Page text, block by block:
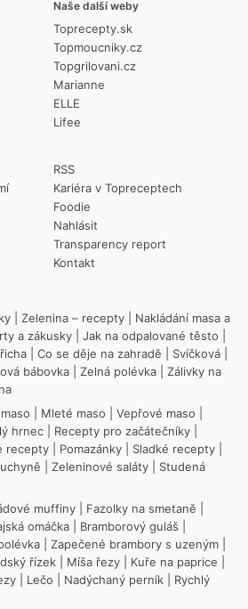
RSS
Kariéra v Topreceptech
Foodie
Nahlásit
Transparency report
Kontakt
Naše další weby
Toprecepty.sk
Topmoucniky.cz
Topgrilovani.cz
Marianne
ELLE
Lifee
Zelenina – recepty
Nakládání masa a
a zákusky Jak na odpalované těsto
Co se děje na zahradě Svíčková
bábovka Zelná polévka
Zálivky na
Mleté maso Vepřové maso
hrnec Recepty pro začátečníky
recepty Pomazánky Sladké recepty
Zeleninové saláty
Studená
muffiny Fazolky na smetaně
omáčka Bramborový guláš
Zapečené brambory s uzeným
řízek Míša řezy Kuře na paprice
Lečo Nadýchaný perník
Rychlý